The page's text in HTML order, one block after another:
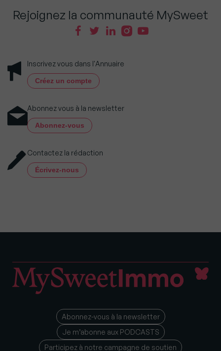
Rejoignez la communauté MySweet
Inscrivez vous dans l'Annuaire
Créez un compte
Abonnez vous à la newsletter
Abonnez-vous
Contactez la rédaction
Écrivez-nous
Abonnez-vous à la newsletter
Je m’abonne aux PODCASTS
Participez à notre campagne de soutien